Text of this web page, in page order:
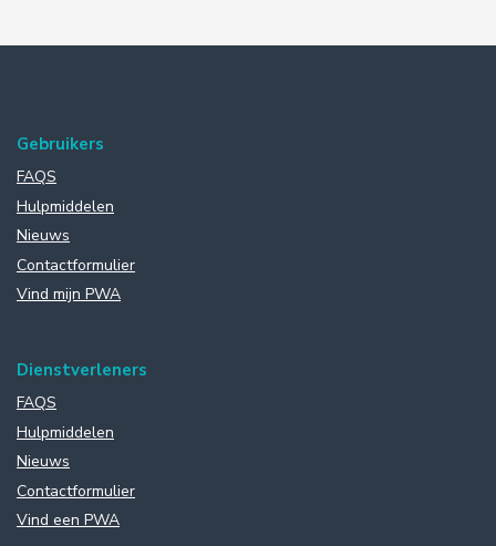
Gebruikers
FAQS
Hulpmiddelen
Nieuws
Contactformulier
Vind mijn PWA
Dienstverleners
FAQS
Hulpmiddelen
Nieuws
Contactformulier
Vind een PWA